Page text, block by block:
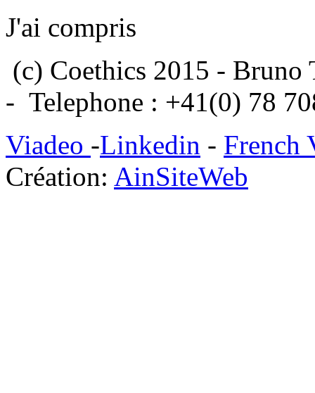
J'ai compris
(c) Coethics 2015 -
- Telephone : +41(0) 78
Viadeo -Linkedin - French
Création: AinSiteWeb